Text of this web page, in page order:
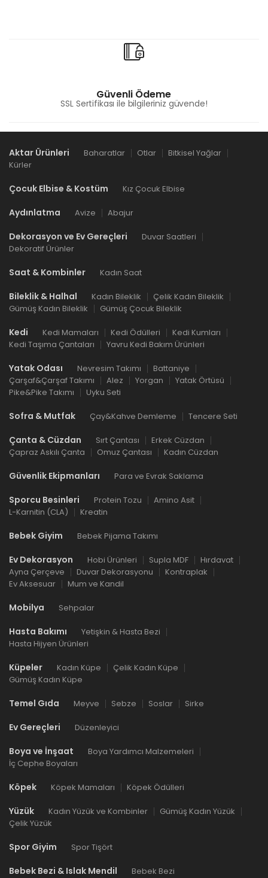
Güvenli Ödeme
SSL Sertifikası ile bilgileriniz güvende!
Aktar Ürünleri Baharatlar Otlar
Bitkisel Yağlar
Kürler
Çocuk Elbise & Kostüm Kız Çocuk Elbise
Aydınlatma Avize Abajur
Dekorasyon ve Ev Gereçleri
Duvar Saatleri
Dekoratif Ürünler
Saat & Kombinler Kadın Saat
Bileklik & Halhal Kadın Bileklik
Çelik Kadın Bileklik
Gümüş Kadın Bileklik
Gümüş Çocuk Bileklik
Kedi Kedi Mamaları Kedi Ödülleri
Kedi Kumları
Kedi Taşıma Çantaları
Yavru Kedi Bakım Ürünleri
Yatak Odası Nevresim Takımı
Battaniye
Çarşaf&Çarşaf Takımı
Alez Yorgan
Yatak Örtüsü
Pike&Pike Takımı
Uyku Seti
Sofra & Mutfak Çay&Kahve Demleme Tencere Seti
Çanta & Cüzdan Sırt Çantası
Erkek Cüzdan
Çapraz Askılı Çanta
Omuz Çantası Kadın Cüzdan
Güvenlik Ekipmanları Para ve Evrak Saklama
Sporcu Besinleri Protein Tozu
Amino Asit
L-Karnitin (CLA)
Kreatin
Bebek Giyim Bebek Pijama Takımı
Ev Dekorasyon Hobi Ürünleri Supla MDF
Hırdavat
Ayna Çerçeve
Duvar Dekorasyonu
Kontraplak
Ev Aksesuar
Mum ve Kandil
Mobilya Sehpalar
Hasta Bakımı
Yetişkin & Hasta Bezi
Hasta Hijyen Ürünleri
Küpeler Kadın Küpe
Çelik Kadın Küpe
Gümüş Kadın Küpe
Temel Gıda Meyve Sebze Soslar Sirke
Ev Gereçleri Düzenleyici
Boya ve İnşaat
Boya Yardımcı Malzemeleri
İç Cephe Boyaları
Köpek Köpek Mamaları Köpek Ödülleri
Yüzük Kadın Yüzük ve Kombinler
Gümüş Kadın Yüzük
Çelik Yüzük
Spor Giyim Spor Tişört
Bebek Bezi & Islak Mendil Bebek Bezi